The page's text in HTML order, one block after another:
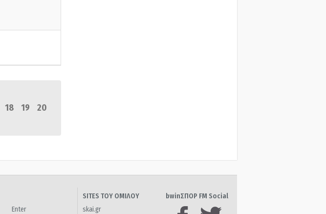
18 19
20
Enter
SITES ΤΟΥ ΟΜΙΛΟΥ
skai.gr
bwinΣΠΟΡ FM Social